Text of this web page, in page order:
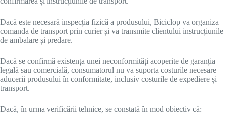
Dacă este necesară inspecția fizică a produsului, Biciclop va organiza
comanda de transport prin curier și va transmite clientului instrucțiunile
de ambalare și predare.
Dacă se confirmă existența unei neconformități acoperite de garanția
legală sau comercială, consumatorul nu va suporta costurile necesare
aducerii produsului în conformitate, inclusiv costurile de expediere și
transport.
Dacă, în urma verificării tehnice, se constată în mod obiectiv că: